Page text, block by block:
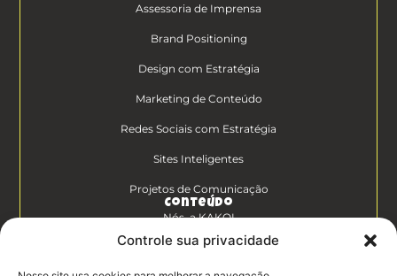
Controle sua privacidade
Assessoria de Imprensa
Brand Positioning
Design com Estratégia
Marketing de Conteúdo
Redes Sociais com Estratégia
Sites Inteligentes
Projetos de Comunicação
Conteúdo
Nós, a KAKOI
Diferenciais Clientes KAKOI